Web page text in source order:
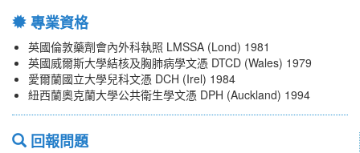
專業資格
英國倫敦藥劑會內外科執照 LMSSA (Lond) 1981
英國威爾斯大學結核及胸肺病學文憑 DTCD (Wales) 1979
愛爾蘭國立大學兒科文憑 DCH (Irel) 1984
紐西蘭奧克蘭大學公共衛生學文憑 DPH (Auckland) 1994
回報問題